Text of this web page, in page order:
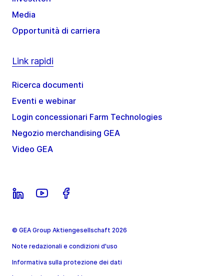
Media
Opportunità di carriera
Link rapidi
Ricerca documenti
Eventi e webinar
Login concessionari Farm Technologies
Negozio merchandising GEA
Video GEA
© GEA Group Aktiengesellschaft 2026
Note redazionali e condizioni d'uso
Informativa sulla protezione dei dati